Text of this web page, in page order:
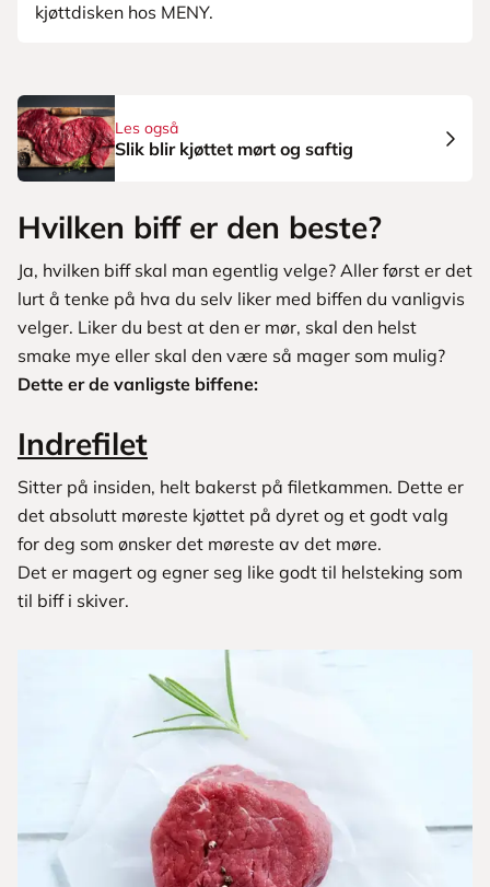
kjøttdisken hos MENY.
Les også
Slik blir kjøttet mørt og saftig
Hvilken biff er den beste?
Ja, hvilken biff skal man egentlig velge? Aller først er det
lurt å tenke på hva du selv liker med biffen du vanligvis
velger. Liker du best at den er mør, skal den helst
smake mye eller skal den være så mager som mulig?
Dette er de vanligste biffene:
Indrefilet
Sitter på insiden, helt bakerst på filetkammen. Dette er
det absolutt møreste kjøttet på dyret og et godt valg
for deg som ønsker det møreste av det møre.
Det er magert og egner seg like godt til helsteking som
til biff i skiver.